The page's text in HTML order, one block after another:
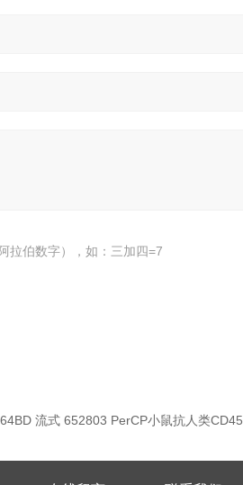
拉伯数字），如：三加四=7
流式 652803 PerCP小鼠抗人类CD45